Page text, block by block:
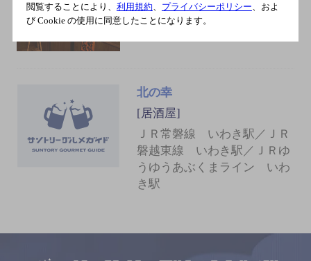
ＪＲ いわき駅 徒歩4分／ＪＲ
北の幸
[居酒屋]
ＪＲ常磐線 いわき駅／ＪＲ
磐越東線 いわき駅／ＪＲゆ
うゆうあぶくまライン いわ
き駅
閲覧することにより、 利用規約、 プライバシーポリシー、およ
び Cookie の使用に同意したことになります。